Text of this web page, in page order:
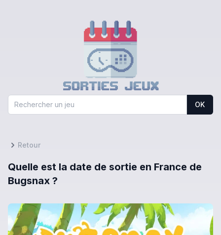
OK
Retour
Quelle est la date de sortie en France de
Bugsnax ?